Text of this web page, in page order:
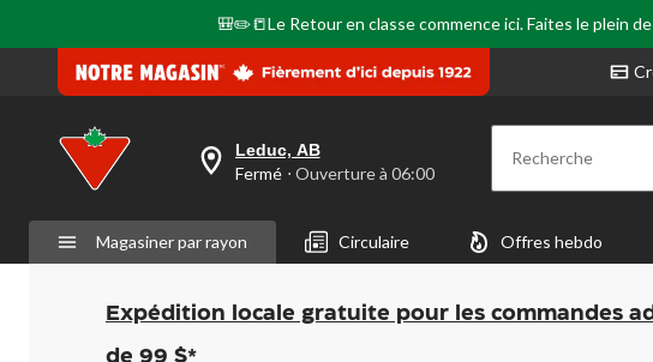
🎒✏️📒Le Retour en classe commence ici. Faites le plein
votre
est
Leduc,
AB,
Fermé,
Ouverture
Leduc, AB
Fermé ⋅ Ouverture à 06:00 Recherche
Magasiner par rayon Circulaire Offres hebdo
Expédition locale gratuite pour les commandes
de 99 $*